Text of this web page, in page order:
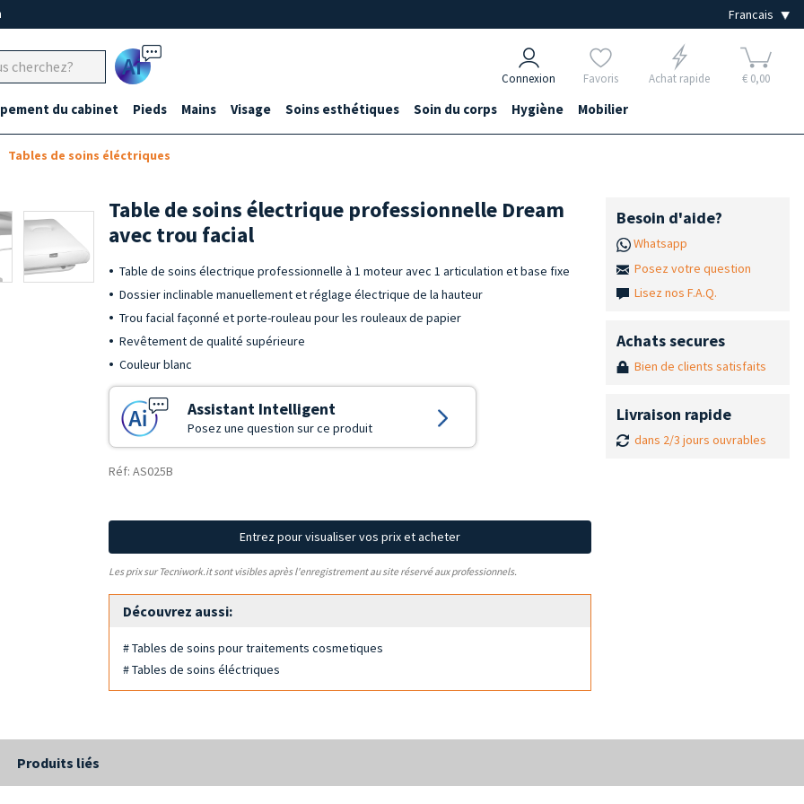
Ai Connexion Favoris Achat rapide € 0,00
du cabinet Pieds Mains Visage Soins esthétiques Soin du corps Hygiène Mobilier
Tables de soins éléctriques
Table de soins électrique professionnelle Dream
avec trou facial
Table de soins électrique professionnelle à 1 moteur avec 1 articulation et base fixe
Dossier inclinable manuellement et réglage électrique de la hauteur
Trou facial façonné et porte-rouleau pour les rouleaux de papier
Revêtement de qualité supérieure
Couleur blanc
Assistant Intelligent
Posez une question sur ce produit
Réf: AS025B
Entrez pour visualiser vos prix et acheter
Les prix sur Tecniwork.it sont visibles après l'enregistrement au site réservé aux professionnels.
Découvrez aussi:
# Tables de soins pour traitements cosmetiques
# Tables de soins éléctriques
Besoin d'aide?
Whatsapp
Posez votre question
Lisez nos F.A.Q.
Achats secures
Bien de clients satisfaits
Livraison rapide
dans 2/3 jours ouvrables
Produits liés